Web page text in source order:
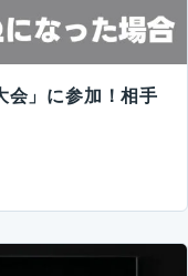
会」に参加！相手